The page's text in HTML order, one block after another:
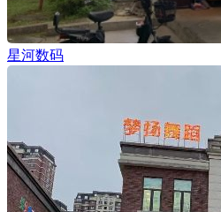
星河数码